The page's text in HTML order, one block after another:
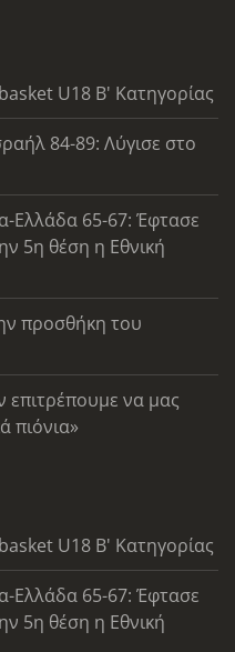
U18 Β' Κατηγορίας
84-89: Λύγισε στο
Ελλάδα 65-67: Έφτασε
5η θέση η Εθνική
προσθήκη του
επιτρέπουμε να μας
πιόνια»
U18 Β' Κατηγορίας
Ελλάδα 65-67: Έφτασε
5η θέση η Εθνική